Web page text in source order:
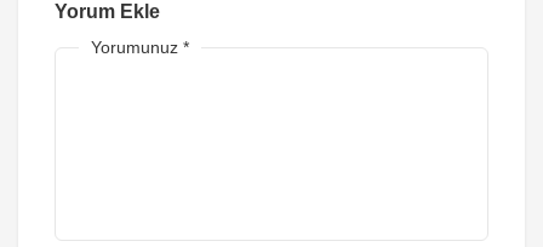
Yorum Ekle
Yorumunuz *